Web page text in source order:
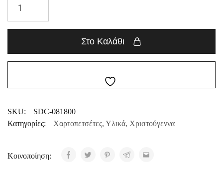
Στο Καλάθι
SKU:
SDC-081800
Κατηγορίες:
Χαρτοπετσέτες, Υλικά, Χριστούγεννα
Κοινοποίηση: